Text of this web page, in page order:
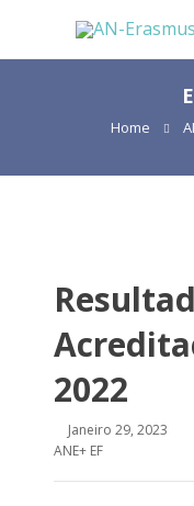
Home
2022
Janeiro 29, 2023
ANE+ EF